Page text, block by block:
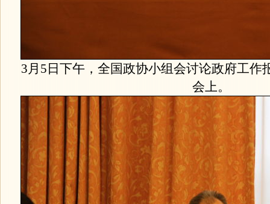
3月5日下午，全国政协小组会讨论政府工作
会上。